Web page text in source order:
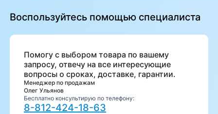
Воспользуйтесь помощью специалиста
Помогу с выбором товара по вашему
запросу, отвечу на все интересующие
вопросы о сроках, доставке, гарантии.
Менеджер по продажам
Олег Ульянов
Бесплатно консультирую по телефону:
8-812-424-18-63